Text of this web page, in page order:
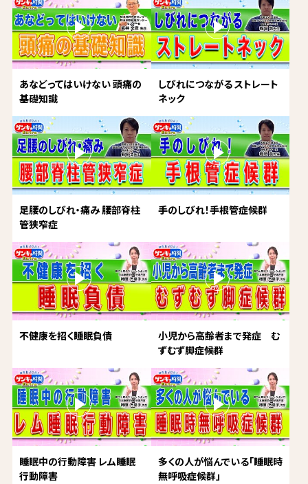
あなどってはいけない 頭痛の
基礎知識
しびれにつながる ストレート
ネック
足腰のしびれ・痛み 腰部脊柱
管狭窄症
手のしびれ！手根管症候群
不健康を招く睡眠負債
小児から高齢者まで発症 む
ずむず脚症候群
睡眠中の行動障害 レム睡眠
行動障害
多くの人が悩んでいる「睡眠時
無呼吸症候群」